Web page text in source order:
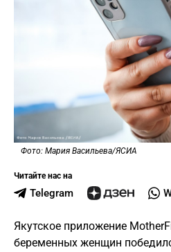
Фото: Мария Васильева/ЯСИА
Читайте нас на
Telegram
Якутское приложение
беременных женщин